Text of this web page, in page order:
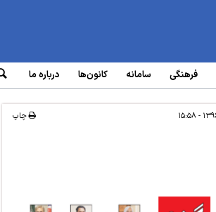
فرهنگی سامانه‌ کانون‌ها درباره ما
چاپ